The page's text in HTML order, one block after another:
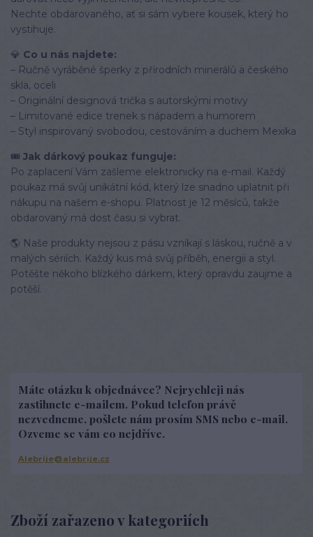
Nechte obdarovaného, ať si sám vybere kousek, který ho
vystihuje.
💎 Co u nás najdete:
– Ručně vyráběné šperky z přírodních minerálů a českého
skla, oceli
– Originální designová trička s autorskými motivy
– Limitované edice trenek s nápadem a humorem
– Styl inspirovaný svobodou, cestováním a duchem Mexika
🎟️ Jak dárkový poukaz funguje:
Po zaplacení Vám zašleme elektronicky na e-mail. Každý
poukaz má svůj unikátní kód, který lze snadno uplatnit při
nákupu na našem e-shopu. Platnost je 12 měsíců, takže
obdarovaný má dost času si vybrat.
🌎 Naše produkty nejsou z pásu vznikají s láskou, ručně a v
malých sériích. Každý kus má svůj příběh, energii a styl.
Potěšte někoho blízkého dárkem, který opravdu zaujme a
potěší.
Zboží zařazeno v kategoriích
Máte otázku k objednávce? Nejrychleji nás
zastihnete e-mailem. Pokud telefon právě
nezvedneme, pošlete nám prosím SMS nebo e-mail.
Ozveme se vám co nejdříve.
Alebrije@alebrije.cz